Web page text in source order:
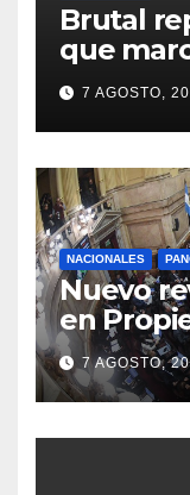
Brutal
que
se venda
7 AGOSTO,
NACIONALES
Nuevo
en
el
del
7 AGOSTO,